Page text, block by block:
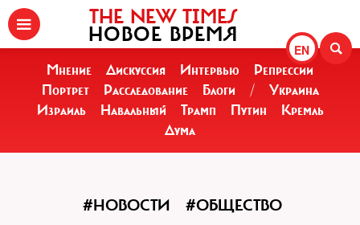
EN
THE NEW TIMES
НОВОЕ ВРЕМЯ
Мнение Дискуссия Интервью
Репрессии
Портрет
Расследование Блоги /
Украина
Израиль
Навальный Трамп Путин
Кремль
Дума
#НОВОСТИ #ОБЩЕСТВО